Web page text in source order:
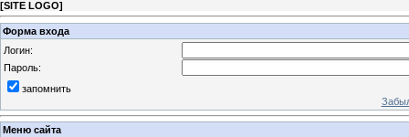
[SITE LOGO]
Форма входа
Логин:
Пароль:
запомнить
Меню сайта